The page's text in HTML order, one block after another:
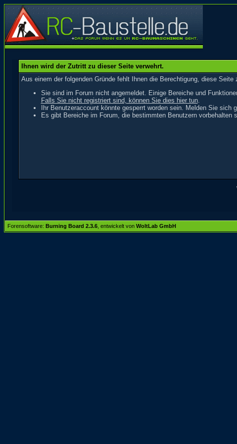
Ihnen wird der Zutritt zu dieser Seite verwehrt.
Aus einem der folgenden Gründe fehlt Ihnen die Berechtigung, diese Seite
Sie sind im Forum nicht angemeldet. Einige Bereiche und
Falls Sie nicht registriert sind, können Sie dies hier tun.
Ihr Benutzeraccount könnte gesperrt worden sein. Melden Sie
Es gibt Bereiche im Forum, die bestimmten Benutzern
Forensoftware: Burning Board 2.3.6 , entwickelt von WoltLab GmbH